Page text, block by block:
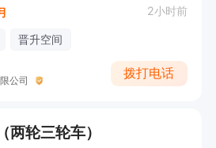
2小时前
晋升空间
公司
拨打电话
两轮三轮车）